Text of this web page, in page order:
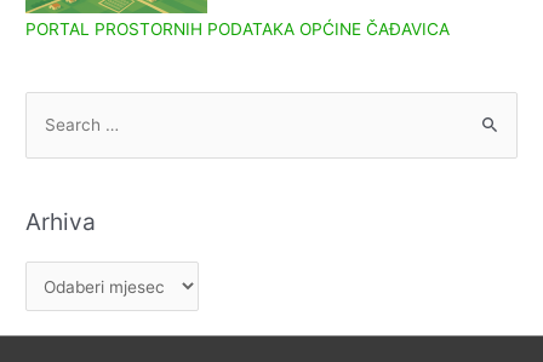
PORTAL PROSTORNIH PODATAKA OPĆINE ČAĐAVICA
o
Arhiva
r
h